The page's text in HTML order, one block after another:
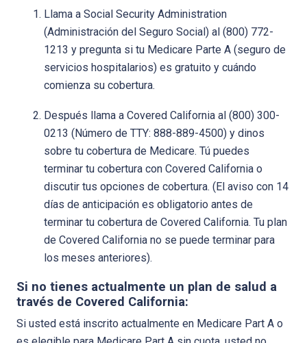
Llama a Social Security Administration
(Administración del Seguro Social) al (800) 772-
1213 y pregunta si tu Medicare Parte A (seguro de
servicios hospitalarios) es gratuito y cuándo
comienza su cobertura.
Después llama a Covered California al (800) 300-
0213 (Número de TTY: 888-889-4500) y dinos
sobre tu cobertura de Medicare. Tú puedes
terminar tu cobertura con Covered California o
discutir tus opciones de cobertura. (El aviso con 14
días de anticipación es obligatorio antes de
terminar tu cobertura de Covered California. Tu plan
de Covered California no se puede terminar para
los meses anteriores).
Si no tienes actualmente un plan de salud a
través de Covered California:
Si usted está inscrito actualmente en Medicare Part A o